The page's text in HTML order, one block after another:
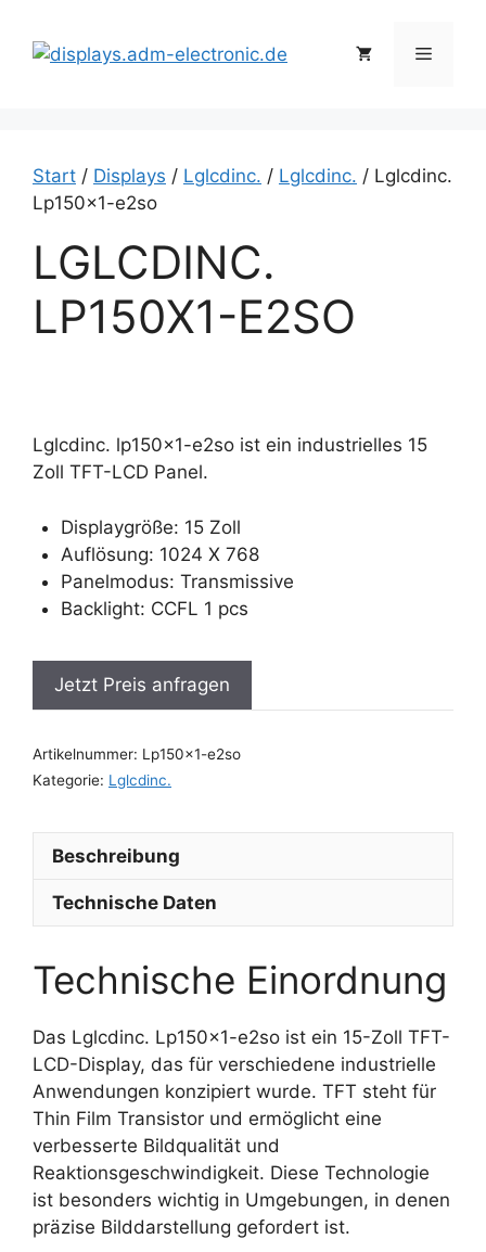
Inhalt
springen
Menü
Start / Displays / Lglcdinc. / Lglcdinc. / Lglcdinc.
Lp150x1-e2so
LGLCDINC.
LP150X1-E2SO
Lglcdinc. lp150x1-e2so ist ein industrielles 15
Zoll TFT-LCD Panel.
Displaygröße: 15 Zoll
Auflösung: 1024 X 768
Panelmodus: Transmissive
Backlight: CCFL 1 pcs
Jetzt Preis anfragen
Artikelnummer: Lp150x1-e2so
Kategorie: Lglcdinc.
Beschreibung
Technische Daten
Technische Einordnung
Das Lglcdinc. Lp150x1-e2so ist ein 15-Zoll TFT-
LCD-Display, das für verschiedene industrielle
Anwendungen konzipiert wurde. TFT steht für
Thin Film Transistor und ermöglicht eine
verbesserte Bildqualität und
Reaktionsgeschwindigkeit. Diese Technologie
ist besonders wichtig in Umgebungen, in denen
präzise Bilddarstellung gefordert ist.